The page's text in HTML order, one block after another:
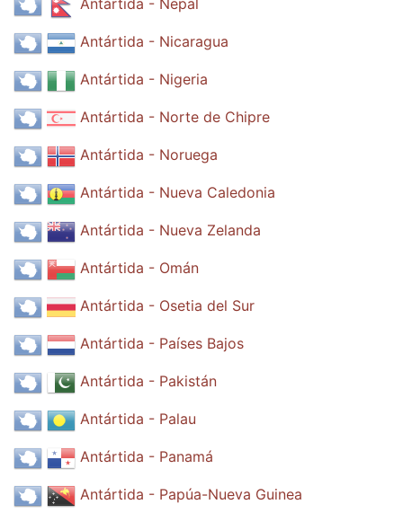
Antártida - Nepal
Antártida - Nicaragua
Antártida - Nigeria
Antártida - Norte de Chipre
Antártida - Noruega
Antártida - Nueva Caledonia
Antártida - Nueva Zelanda
Antártida - Omán
Antártida - Osetia del Sur
Antártida - Países Bajos
Antártida - Pakistán
Antártida - Palau
Antártida - Panamá
Antártida - Papúa-Nueva Guinea